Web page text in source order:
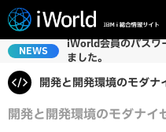
NEWS
iWorld会員のパスワ
ました。
開発と開発環境のモダナ
開発と開発環境のモダナイ